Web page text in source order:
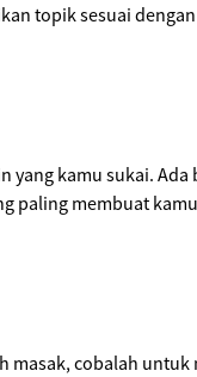
topik sesuai
yang kamu sukai.
paling membuat
masak, cobalah untuk